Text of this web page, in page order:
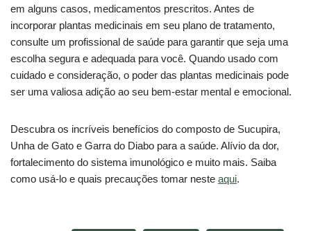
em alguns casos, medicamentos prescritos. Antes de
incorporar plantas medicinais em seu plano de tratamento,
consulte um profissional de saúde para garantir que seja uma
escolha segura e adequada para você. Quando usado com
cuidado e consideração, o poder das plantas medicinais pode
ser uma valiosa adição ao seu bem-estar mental e emocional.
Descubra os incríveis benefícios do composto de Sucupira,
Unha de Gato e Garra do Diabo para a saúde. Alívio da dor,
fortalecimento do sistema imunológico e muito mais. Saiba
como usá-lo e quais precauções tomar neste aqui.